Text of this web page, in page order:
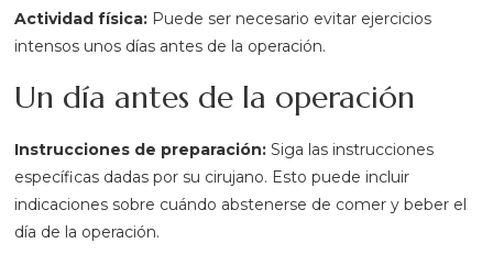
Actividad física: Puede ser necesario evitar ejercicios
intensos unos días antes de la operación.
Un día antes de la operación
Instrucciones de preparación:Siga las instrucciones
específicas dadas por su cirujano. Esto puede incluir
indicaciones sobre cuándo abstenerse de comer y beber el
día de la operación.